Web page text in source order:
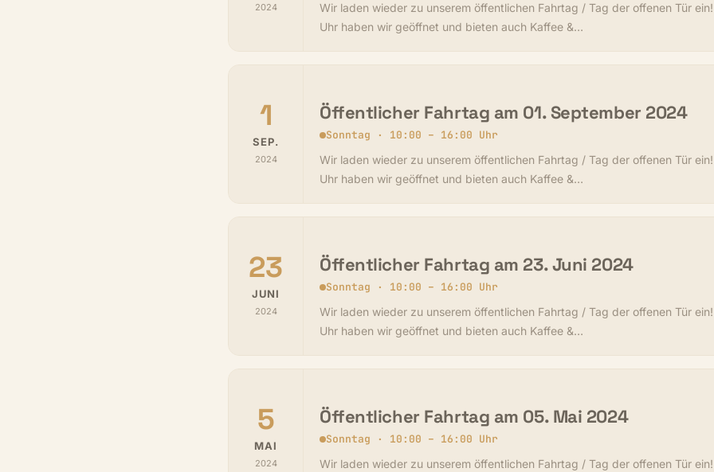
2024
Wir laden wieder zu unserem öffentlichen Fahrtag / Tag der offenen Tür
Uhr haben wir geöffnet und bieten auch Kaffee &…
1
SEP.
2024
Öffentlicher Fahrtag am 01. September 2024
Sonntag · 10:00 – 16:00 Uhr
Wir laden wieder zu unserem öffentlichen Fahrtag / Tag der offenen Tür
Uhr haben wir geöffnet und bieten auch Kaffee &…
23
JUNI
2024
Öffentlicher Fahrtag am 23. Juni 2024
Sonntag · 10:00 – 16:00 Uhr
Wir laden wieder zu unserem öffentlichen Fahrtag / Tag der offenen Tür
Uhr haben wir geöffnet und bieten auch Kaffee &…
5
MAI
2024
Öffentlicher Fahrtag am 05. Mai 2024
Sonntag · 10:00 – 16:00 Uhr
Wir laden wieder zu unserem öffentlichen Fahrtag / Tag der offenen Tür